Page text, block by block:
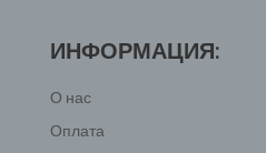
ИНФОРМАЦИЯ:
О нас
Оплата